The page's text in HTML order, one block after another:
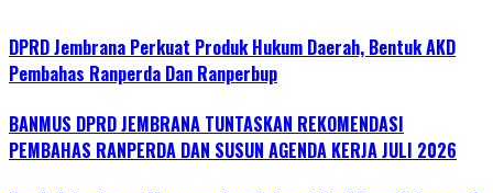
DPRD Jembrana Perkuat Produk Hukum Daerah, Bentuk AKD
Pembahas Ranperda Dan Ranperbup
BANMUS DPRD JEMBRANA TUNTASKAN REKOMENDASI
PEMBAHAS RANPERDA DAN SUSUN AGENDA KERJA JULI 2026